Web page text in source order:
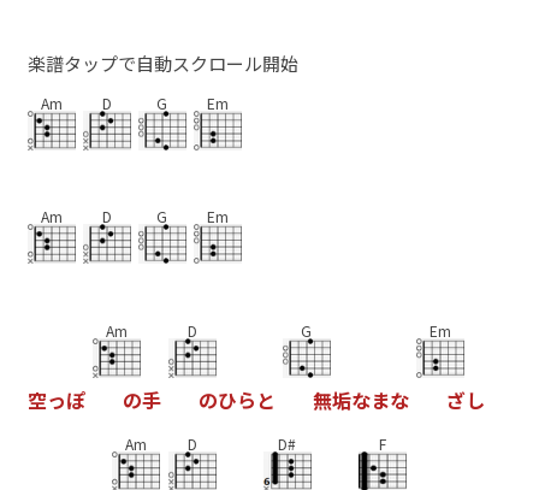
楽譜タップで自動スクロール開始
Am D G Em
Am D G Em
空っぽ
Am
の手
D
のひら と
G
無垢なまな
Em
ざし
Am D D# F